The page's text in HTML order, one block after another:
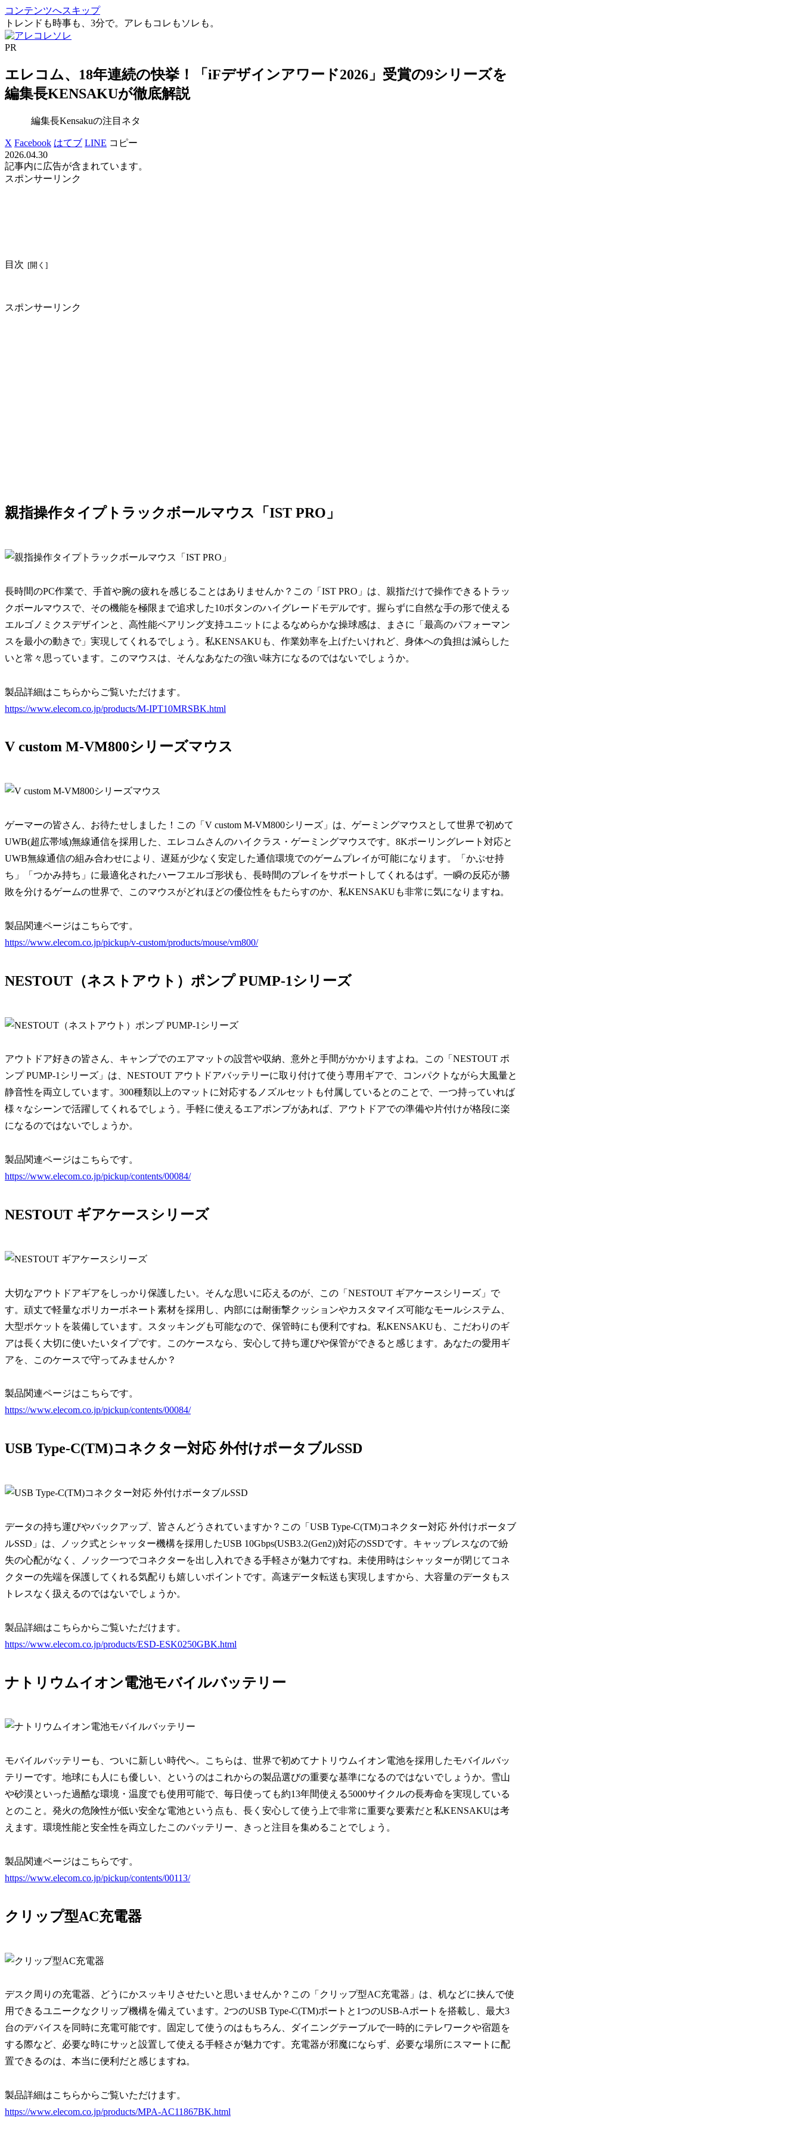
コンテンツへスキップ
トレンドも時事も、3分で。アレもコレもソレも。
PR
エレコム、18年連続の快挙！「iFデザインアワード2026」受賞の9シリーズを
編集長KENSAKUが徹底解説
編集長Kensakuの注目ネタ
X Facebook はてブ LINE コピー
2026.04.30
記事内に広告が含まれています。
スポンサーリンク
目次
スポンサーリンク
親指操作タイプトラックボールマウス「IST PRO」
長時間のPC作業で、手首や腕の疲れを感じることはありませんか？この「IST PRO」は、親指だけで操作できるトラッ
クボールマウスで、その機能を極限まで追求した10ボタンのハイグレードモデルです。握らずに自然な手の形で使える
エルゴノミクスデザインと、高性能ベアリング支持ユニットによるなめらかな操球感は、まさに「最高のパフォーマン
スを最小の動きで」実現してくれるでしょう。私KENSAKUも、作業効率を上げたいけれど、身体への負担は減らした
いと常々思っています。このマウスは、そんなあなたの強い味方になるのではないでしょうか。
製品詳細はこちらからご覧いただけます。
https://www.elecom.co.jp/products/M-IPT10MRSBK.html
V custom M-VM800シリーズマウス
ゲーマーの皆さん、お待たせしました！この「V custom M-VM800シリーズ」は、ゲーミングマウスとして世界で初めて
UWB(超広帯域)無線通信を採用した、エレコムさんのハイクラス・ゲーミングマウスです。8Kポーリングレート対応と
UWB無線通信の組み合わせにより、遅延が少なく安定した通信環境でのゲームプレイが可能になります。「かぶせ持
ち」「つかみ持ち」に最適化されたハーフエルゴ形状も、長時間のプレイをサポートしてくれるはず。一瞬の反応が勝
敗を分けるゲームの世界で、このマウスがどれほどの優位性をもたらすのか、私KENSAKUも非常に気になりますね。
製品関連ページはこちらです。
https://www.elecom.co.jp/pickup/v-custom/products/mouse/vm800/
NESTOUT（ネストアウト）ポンプ PUMP-1シリーズ
アウトドア好きの皆さん、キャンプでのエアマットの設営や収納、意外と手間がかかりますよね。この「NESTOUT ポ
ンプ PUMP-1シリーズ」は、NESTOUT アウトドアバッテリーに取り付けて使う専用ギアで、コンパクトながら大風量と
静音性を両立しています。300種類以上のマットに対応するノズルセットも付属しているとのことで、一つ持っていれば
様々なシーンで活躍してくれるでしょう。手軽に使えるエアポンプがあれば、アウトドアでの準備や片付けが格段に楽
になるのではないでしょうか。
製品関連ページはこちらです。
https://www.elecom.co.jp/pickup/contents/00084/
NESTOUT ギアケースシリーズ
大切なアウトドアギアをしっかり保護したい。そんな思いに応えるのが、この「NESTOUT ギアケースシリーズ」で
す。頑丈で軽量なポリカーボネート素材を採用し、内部には耐衝撃クッションやカスタマイズ可能なモールシステム、
大型ポケットを装備しています。スタッキングも可能なので、保管時にも便利ですね。私KENSAKUも、こだわりのギ
アは長く大切に使いたいタイプです。このケースなら、安心して持ち運びや保管ができると感じます。あなたの愛用ギ
アを、このケースで守ってみませんか？
製品関連ページはこちらです。
https://www.elecom.co.jp/pickup/contents/00084/
USB Type-C(TM)コネクター対応 外付けポータブルSSD
データの持ち運びやバックアップ、皆さんどうされていますか？この「USB Type-C(TM)コネクター対応 外付けポータブ
ルSSD」は、ノック式とシャッター機構を採用したUSB 10Gbps(USB3.2(Gen2))対応のSSDです。キャップレスなので紛
失の心配がなく、ノック一つでコネクターを出し入れできる手軽さが魅力ですね。未使用時はシャッターが閉じてコネ
クターの先端を保護してくれる気配りも嬉しいポイントです。高速データ転送も実現しますから、大容量のデータもス
トレスなく扱えるのではないでしょうか。
製品詳細はこちらからご覧いただけます。
https://www.elecom.co.jp/products/ESD-ESK0250GBK.html
ナトリウムイオン電池モバイルバッテリー
モバイルバッテリーも、ついに新しい時代へ。こちらは、世界で初めてナトリウムイオン電池を採用したモバイルバッ
テリーです。地球にも人にも優しい、というのはこれからの製品選びの重要な基準になるのではないでしょうか。雪山
や砂漠といった過酷な環境・温度でも使用可能で、毎日使っても約13年間使える5000サイクルの長寿命を実現している
とのこと。発火の危険性が低い安全な電池という点も、長く安心して使う上で非常に重要な要素だと私KENSAKUは考
えます。環境性能と安全性を両立したこのバッテリー、きっと注目を集めることでしょう。
製品関連ページはこちらです。
https://www.elecom.co.jp/pickup/contents/00113/
クリップ型AC充電器
デスク周りの充電器、どうにかスッキリさせたいと思いませんか？この「クリップ型AC充電器」は、机などに挟んで使
用できるユニークなクリップ機構を備えています。2つのUSB Type-C(TM)ポートと1つのUSB-Aポートを搭載し、最大3
台のデバイスを同時に充電可能です。固定して使うのはもちろん、ダイニングテーブルで一時的にテレワークや宿題を
する際など、必要な時にサッと設置して使える手軽さが魅力です。充電器が邪魔にならず、必要な場所にスマートに配
置できるのは、本当に便利だと感じますね。
製品詳細はこちらからご覧いただけます。
https://www.elecom.co.jp/products/MPA-AC11867BK.html